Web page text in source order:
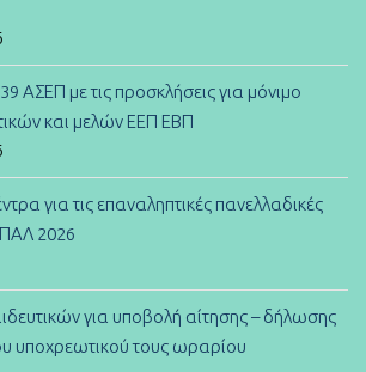
ΑΣΕΠ με τις προσκλήσεις για μόνιμο
και μελών ΕΕΠ ΕΒΠ
για τις επαναληπτικές πανελλαδικές
2026
για υποβολή αίτησης – δήλωσης
υποχρεωτικού τους ωραρίου